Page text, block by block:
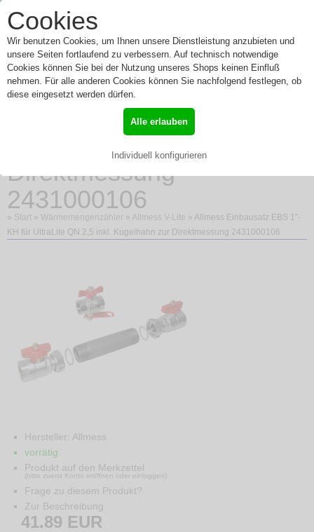
Cookies
Wir benutzen Cookies, um Ihnen unsere Dienstleistung anzubieten und
unsere Seiten fortlaufend zu verbessern. Auf technisch notwendige
Cookies können Sie bei der Nutzung unseres Shops keinen Einfluß
nehmen. Für alle anderen Cookies können Sie nachfolgend festlegen, ob
diese eingesetzt werden dürfen.
Alle erlauben
Individuell konfigurieren
Toggle
Menü
Allmess Einbausatz EBS
1"-KH für UltraLite QN 2,5
inkl. Kugelhahn zur
Direktmessung
2431000106
» Start » Wärmemengenzähler » Allmess V-Lite » Allmess Einbausatz EBS 1"-
KH für UltraLite QN 2,5 inkl. Kugelhahn zur Direktmessung 2431000106
Hersteller: Allmess
vorrätig
Produkt auf den Merkzettel
(bitte zuerst Konto eröffnen oder einloggen)
Frage zu diesem Produkt?
Zur Beschreibung
41.89 EUR